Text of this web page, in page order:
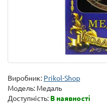
Виробник: Prikol-Shop
Модель: Медаль
Доступність: В наявності